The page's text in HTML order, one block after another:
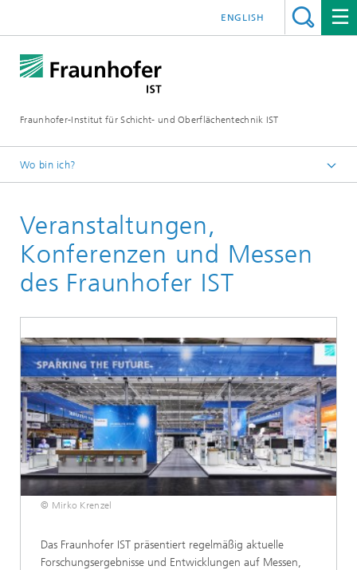
Fraunhofer-Institut für Schicht- und Oberflächentechnik IST
ENGLISH
Wo bin ich?
Veranstaltungen,
Konferenzen und Messen
des Fraunhofer IST
© Mirko Krenzel
Das Fraunhofer IST präsentiert regelmäßig aktuelle
Forschungsergebnisse und Entwicklungen auf Messen,